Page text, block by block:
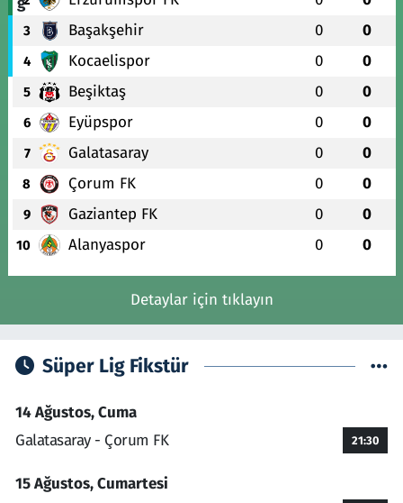
3 Başakşehir 0 0
4 Kocaelispor 0 0
5 Beşiktaş 0 0
6 Eyüpspor 0 0
7 Galatasaray 0 0
8 Çorum FK 0 0
9 Gaziantep FK 0 0
10 Alanyaspor 0 0
Detaylar için tıklayın
Süper Lig Fikstür
14 Ağustos, Cuma
Galatasaray - Çorum FK
21:30
15 Ağustos, Cumartesi